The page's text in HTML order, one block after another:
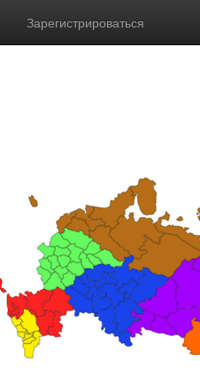
Зарегистрироваться